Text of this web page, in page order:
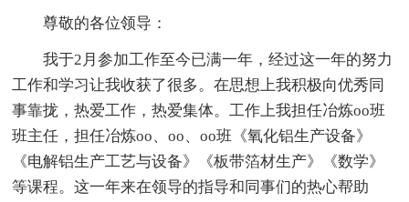
尊敬的各位领导：
我于2月参加工作至今已满一年，经过这一年的努力
工作和学习让我收获了很多。在思想上我积极向优秀同
事靠拢，热爱工作，热爱集体。工作上我担任冶炼oo班
班主任，担任冶炼oo、oo、oo班《氧化铝生产设备》
《电解铝生产工艺与设备》《板带箔材生产》《数学》
等课程。这一年来在领导的指导和同事们的热心帮助